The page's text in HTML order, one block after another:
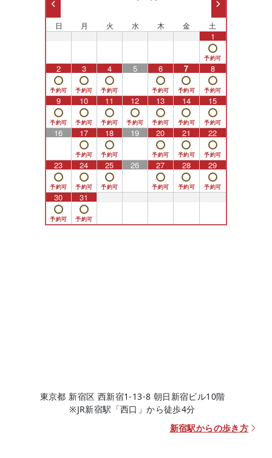
日 月 火 水 木 金 土
1
2 3 4 5 6 7 8
9 10 11 12 13 14 15
16 17 18 19 20 21 22
23 24 25 26 27 28 29
30 31
東京都 新宿区 西新宿1-13-8 朝日新宿ビル10階
※JR新宿駅「西口」から徒歩4分
新宿駅からの歩き方